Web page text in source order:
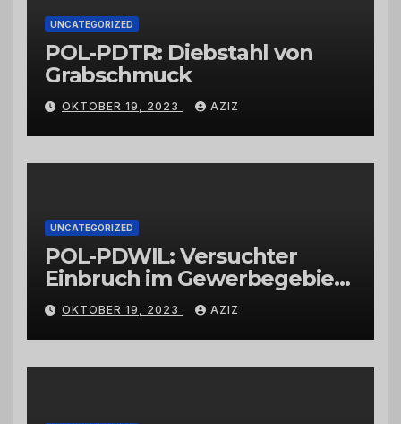
UNCATEGORIZED
POL-PDTR: Diebstahl von
Grabschmuck
OKTOBER 19, 2023 AZIZ
UNCATEGORIZED
POL-PDWIL: Versuchter
Einbruch im Gewerbegebiet
Wittlich
OKTOBER 19, 2023 AZIZ